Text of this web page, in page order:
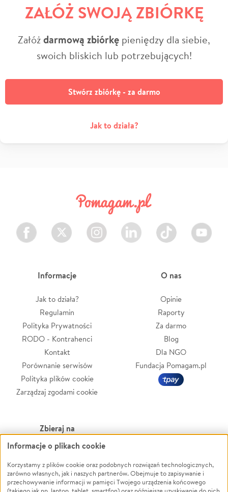
ZAŁÓŻ SWOJĄ ZBIÓRKĘ
Załóżdarmową zbiórkę pieniędzy dla siebie,
swoich bliskich lub potrzebujących!
Stwórz zbiórkę - za darmo
Jak to działa?
Facebook Twitter Instagram LinkedIn TikTok Youtube
Informacje
Jak to działa?
Regulamin
Polityka Prywatności
RODO - Kontrahenci
Kontakt
Porównanie serwisów
Polityka plików cookie
Zarządzaj zgodami cookie
O nas
Opinie
Raporty
Za darmo
Blog
Dla NGO
Fundacja Pomagam.pl
Zbieraj na
Leczenie
Zwierzęta
Pożar
Powódź
Wichura
Informacje o plikach cookie
Korzystamy z plików cookie oraz podobnych rozwiązań technologicznych,
zarówno własnych, jak i naszych partnerów. Obejmuje to zapisywanie i
przechowywanie informacji w pamięci Twojego urządzenia końcowego